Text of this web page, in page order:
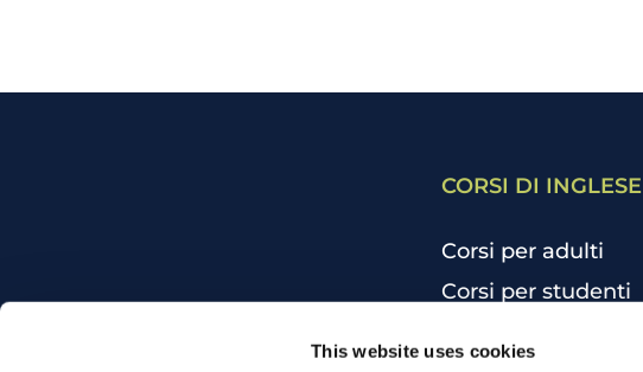
This website uses cookies
CORSI DI INGLESE
Corsi per adulti
Corsi per studenti